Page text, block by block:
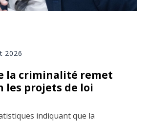
2026
la criminalité remet
les projets de loi
indiquant que la